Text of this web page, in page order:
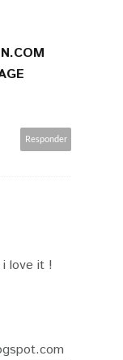
Responder
i love it !